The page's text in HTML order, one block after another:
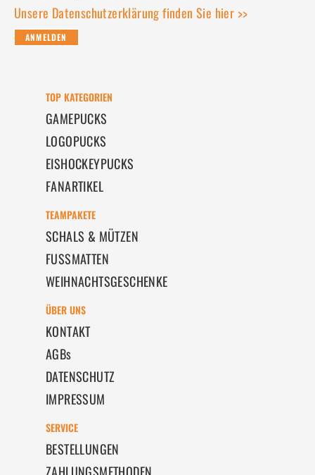
Unsere Datenschutzerklärung finden Sie hier >>
ANMELDEN
TOP KATEGORIEN
GAMEPUCKS
LOGOPUCKS
EISHOCKEYPUCKS
FANARTIKEL
TEAMPAKETE
SCHALS & MÜTZEN
FUSSMATTEN
WEIHNACHTSGESCHENKE
ÜBER UNS
KONTAKT
AGBs
DATENSCHUTZ
IMPRESSUM
SERVICE
BESTELLUNGEN